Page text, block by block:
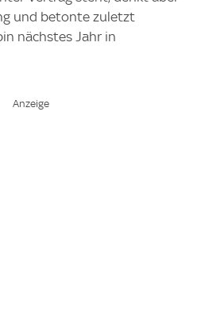
und betonte zuletzt
nächstes Jahr in